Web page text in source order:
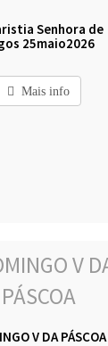
Senhora de
25maio2026
Mais info
V DA PÁSCOA